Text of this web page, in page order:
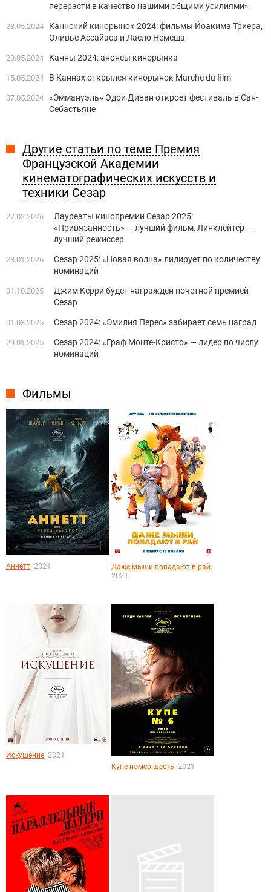
Фильмы
Аннетт, 2021 Даже мыши попадают в рай,
2021
Искушение, 2021
Купе номер шесть, 2021
перерасти в качество нашими общими усилиями»
28.05.2024
Каннский кинорынок 2024: фильмы Йоакима Триера,
Оливье Ассайаса и Ласло Немеша
20.05.2024 Канны 2024: анонсы кинорынка
15.05.2024 В Каннах открылся кинорынок Marchе du film
07.05.2024 «Эммануэль» Одри Диван откроет фестиваль в Сан-
Себастьяне
Другие статьи по теме Премия
Французской Академии
кинематографических искусств и
техники Сезар
27.02.2026
Лауреаты кинопремии Сезар 2025:
«Привязанность» — лучший фильм, Линклейтер —
лучший режиссер
28.01.2026
Сезар 2025: «Новая волна» лидирует по количеству
номинаций
01.10.2025
Джим Керри будет награжден почетной премией
Сезар
01.03.2025 Сезар 2024: «Эмилия Перес» забирает семь наград
29.01.2025
Сезар 2024: «Граф Монте-Кристо» — лидер по числу
номинаций